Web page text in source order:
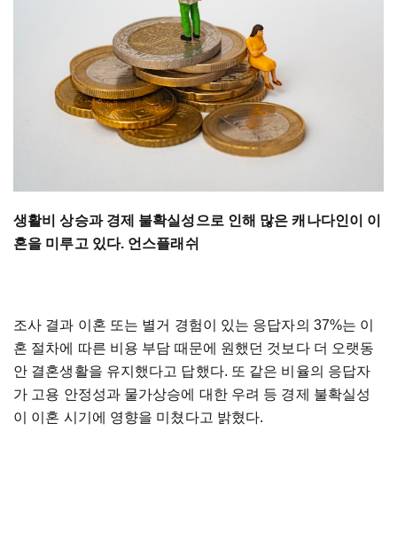
생활비 상승과 경제 불확실성으로 인해 많은 캐나다인이 이
혼을 미루고 있다. 언스플래쉬
조사 결과 이혼 또는 별거 경험이 있는 응답자의 37%는 이
혼 절차에 따른 비용 부담 때문에 원했던 것보다 더 오랫동
안 결혼생활을 유지했다고 답했다. 또 같은 비율의 응답자
가 고용 안정성과 물가상승에 대한 우려 등 경제 불확실성
이 이혼 시기에 영향을 미쳤다고 밝혔다.